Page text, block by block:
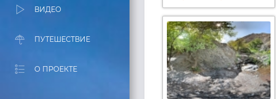
ВИДЕО
ПУТЕШЕСТВИЕ
О ПРОЕКТЕ